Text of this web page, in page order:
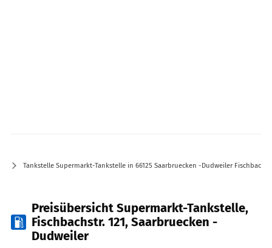
Tankstelle Supermarkt-Tankstelle in 66125 Saarbruecken -Dudweiler
Preisübersicht Supermarkt-Tankstelle,
Fischbachstr. 121, Saarbruecken -
Dudweiler